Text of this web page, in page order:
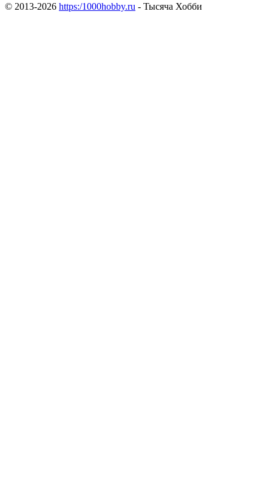
© 2013-2026 https:/1000hobby.ru - Тысяча Хобби